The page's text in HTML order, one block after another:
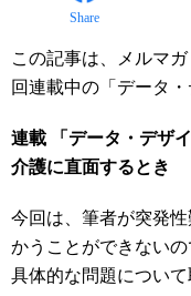
Share
この記事は、メルマ
回連載中の「データ
連載 「データ・デザ
介護に直面するとき
今回は、筆者が突発
かうことができない
具体的な問題について